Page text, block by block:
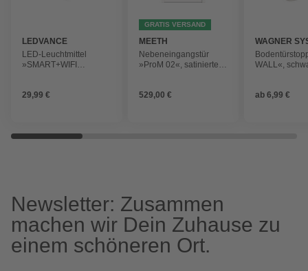
LEDVANCE
LED-Leuchtmittel
»SMART+WIFI
RGBTW
29,99 €
GRATIS VERSAND
MEETH
Nebeneingangstür
»ProM 02«, satiniertes
529,00 €
WAGNER
WALL«,
ab6,99 €
Newsletter: Zusammen
machen wir Dein Zuhause zu
einem schöneren Ort.